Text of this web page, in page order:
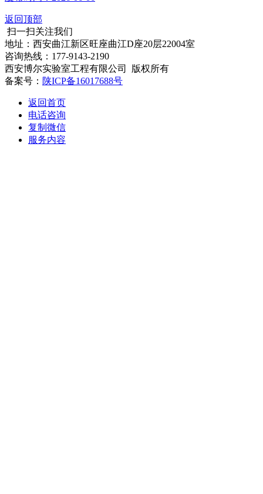
返回顶部
扫一扫关注我们
地址：西安曲江新区旺座曲江D座20层22004室
咨询热线：177-9143-2190
西安博尔实验室工程有限公司 版权所有
备案号： 陕ICP备16017688号
返回首页
电话咨询
复制微信
服务内容